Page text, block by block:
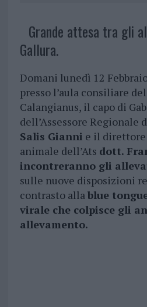
Grande attesa tra gli
Gallura.
Domani lunedì 12
presso l’aula consiliare
Calangianus, il capo di
dell’Assessore Regionale
Salis Gianni e il
animale dell’Ats dott.
incontreranno gli
sulle nuove disposizioni
contrasto allablue
virale che colpisce gli
allevamento.